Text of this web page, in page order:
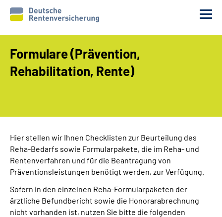
Reha-Voraussetzungen
Reha 1x1
Rente
Erweiterte Suche
Formulare (Prävention,
Rehabilitation, Rente)
Hier stellen wir Ihnen Checklisten zur Beurteilung des
Reha-Bedarfs sowie Formularpakete, die im Reha- und
Rentenverfahren und für die Beantragung von
Präventionsleistungen benötigt werden, zur Verfügung.
Sofern in den einzelnen Reha-Formularpaketen der
ärztliche Befundbericht sowie die Honorarabrechnung
nicht vorhanden ist, nutzen Sie bitte die folgenden